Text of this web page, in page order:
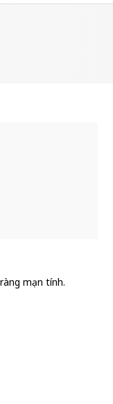
mạn tính.